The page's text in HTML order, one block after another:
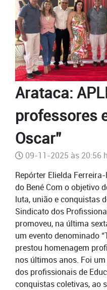
Arataca:
professores
Oscar”
09-11-2025 às 20:56
Repórter Elielda
do Bené Com o objetivo
luta, união e conquistas
Sindicato dos
promoveu, na última
um evento denominado
prestou homenagem
nos últimos anos. Foi
dos profissionais de
conquistas coletivas, ao